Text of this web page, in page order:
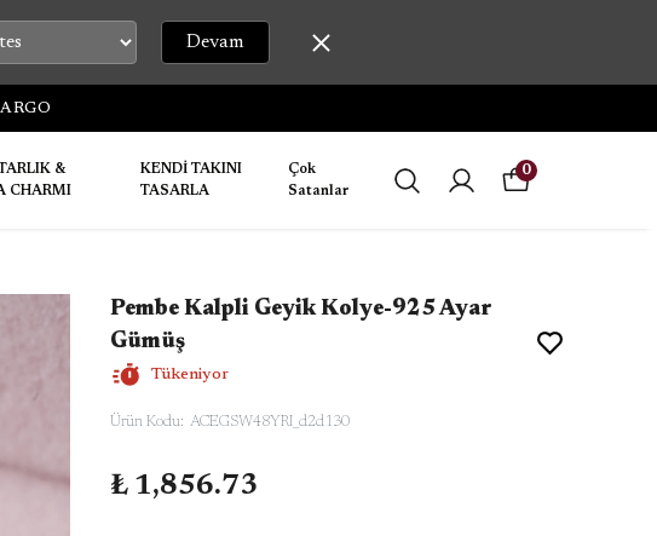
Devam
TESLİM EDİLİR.
&
CHARMI
KENDİ TAKINI
TASARLA
Çok
Satanlar
0
Pembe Kalpli Geyik Kolye-925 Ayar
Gümüş
Tükeniyor
Ürün Kodu: ACEGSW48YRI_d2d130
₺ 1,856.73